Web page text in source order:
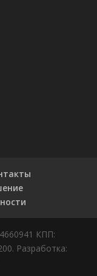
КПП:
Разработка: